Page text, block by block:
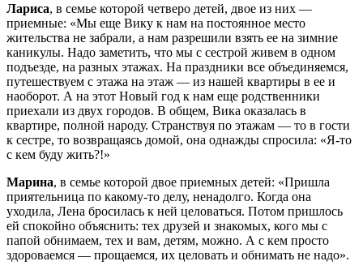
Лариса, в семье которой четверо детей, двое из них —
приемные: «Мы еще Вику к нам на постоянное место
жительства не забрали, а нам разрешили взять ее на зимние
каникулы. Надо заметить, что мы с сестрой живем в одном
подъезде, на разных этажах. На праздники все объединяемся,
путешествуем с этажа на этаж — из нашей квартиры в ее и
наоборот. А на этот Новый год к нам еще родственники
приехали из двух городов. В общем, Вика оказалась в
квартире, полной народу. Странствуя по этажам — то в гости
к сестре, то возвращаясь домой, она однажды спросила: «Я-то
с кем буду жить?!»
Марина, в семье которой двое приемных детей: «Пришла
приятельница по какому-то делу, ненадолго. Когда она
уходила, Лена бросилась к ней целоваться. Потом пришлось
ей спокойно объяснить: тех друзей и знакомых, кого мы с
папой обнимаем, тех и вам, детям, можно. А с кем просто
здороваемся — прощаемся, их целовать и обнимать не надо».